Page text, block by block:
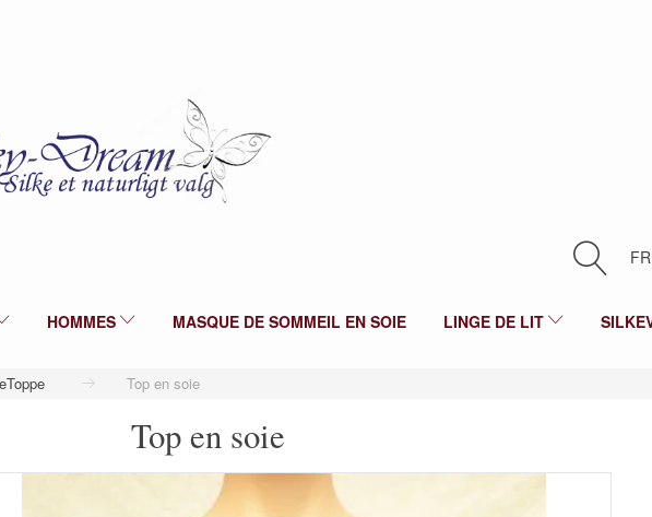
FR
HOMMES MASQUE DE SOMMEIL EN SOIE LINGE DE LIT
Top en soie
Top en soie